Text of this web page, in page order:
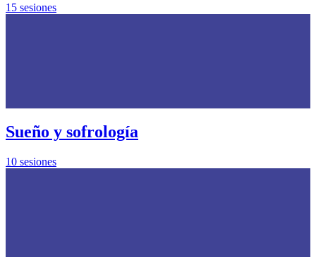
15 sesiones
Sueño y sofrología
10 sesiones